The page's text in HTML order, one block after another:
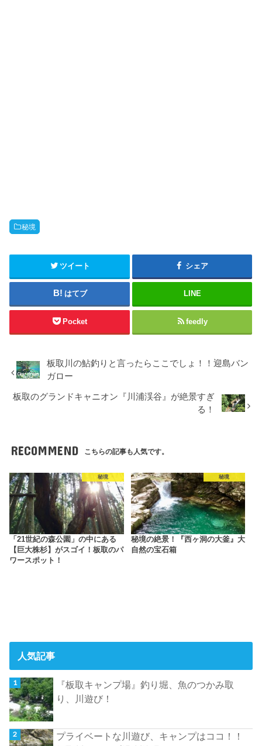
秘境
ツイート シェア
はてブ LINE
Pocket feedly
板取川の鮎釣りと言ったらここでしょ！！迎島バン
ガロー
板取のグランドキャニオン『川浦渓谷』が絶景すぎ
る！
RECOMMEND こちらの記事も人気です。
秘境
「21世紀の森公園」の中にある
【巨大株杉】がスゴイ！板取のパ
ワースポット！
秘境
秘境の絶景！『西ヶ洞の大釜』大
自然の宝石箱
人気記事
『板取キャンプ場』釣り堀、魚のつかみ取
り、川遊び！
プライベートな川遊び、キャンプはココ！！